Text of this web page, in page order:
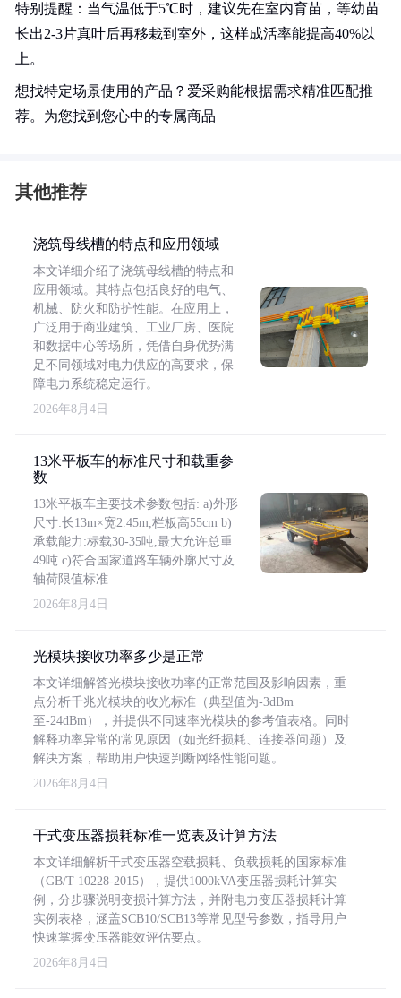
特别提醒：当气温低于5℃时，建议先在室内育苗，等幼苗
长出2-3片真叶后再移栽到室外，这样成活率能提高40%以
上。
想找特定场景使用的产品？爱采购能根据需求精准匹配推
荐。为您找到您心中的专属商品
其他推荐
浇筑母线槽的特点和应用领域
本文详细介绍了浇筑母线槽的特点和
应用领域。其特点包括良好的电气、
机械、防火和防护性能。在应用上，
广泛用于商业建筑、工业厂房、医院
和数据中心等场所，凭借自身优势满
足不同领域对电力供应的高要求，保
障电力系统稳定运行。
2026年8月4日
13米平板车的标准尺寸和载重参
数
13米平板车主要技术参数包括: a)外形
尺寸:长13m×宽2.45m,栏板高55cm b)
承载能力:标载30-35吨,最大允许总重
49吨 c)符合国家道路车辆外廓尺寸及
轴荷限值标准
2026年8月4日
光模块接收功率多少是正常
本文详细解答光模块接收功率的正常范围及影响因素，重
点分析千兆光模块的收光标准（典型值为-3dBm
至-24dBm），并提供不同速率光模块的参考值表格。同时
解释功率异常的常见原因（如光纤损耗、连接器问题）及
解决方案，帮助用户快速判断网络性能问题。
2026年8月4日
干式变压器损耗标准一览表及计算方法
本文详细解析干式变压器空载损耗、负载损耗的国家标准
（GB/T 10228-2015），提供1000kVA变压器损耗计算实
例，分步骤说明变损计算方法，并附电力变压器损耗计算
实例表格，涵盖SCB10/SCB13等常见型号参数，指导用户
快速掌握变压器能效评估要点。
2026年8月4日